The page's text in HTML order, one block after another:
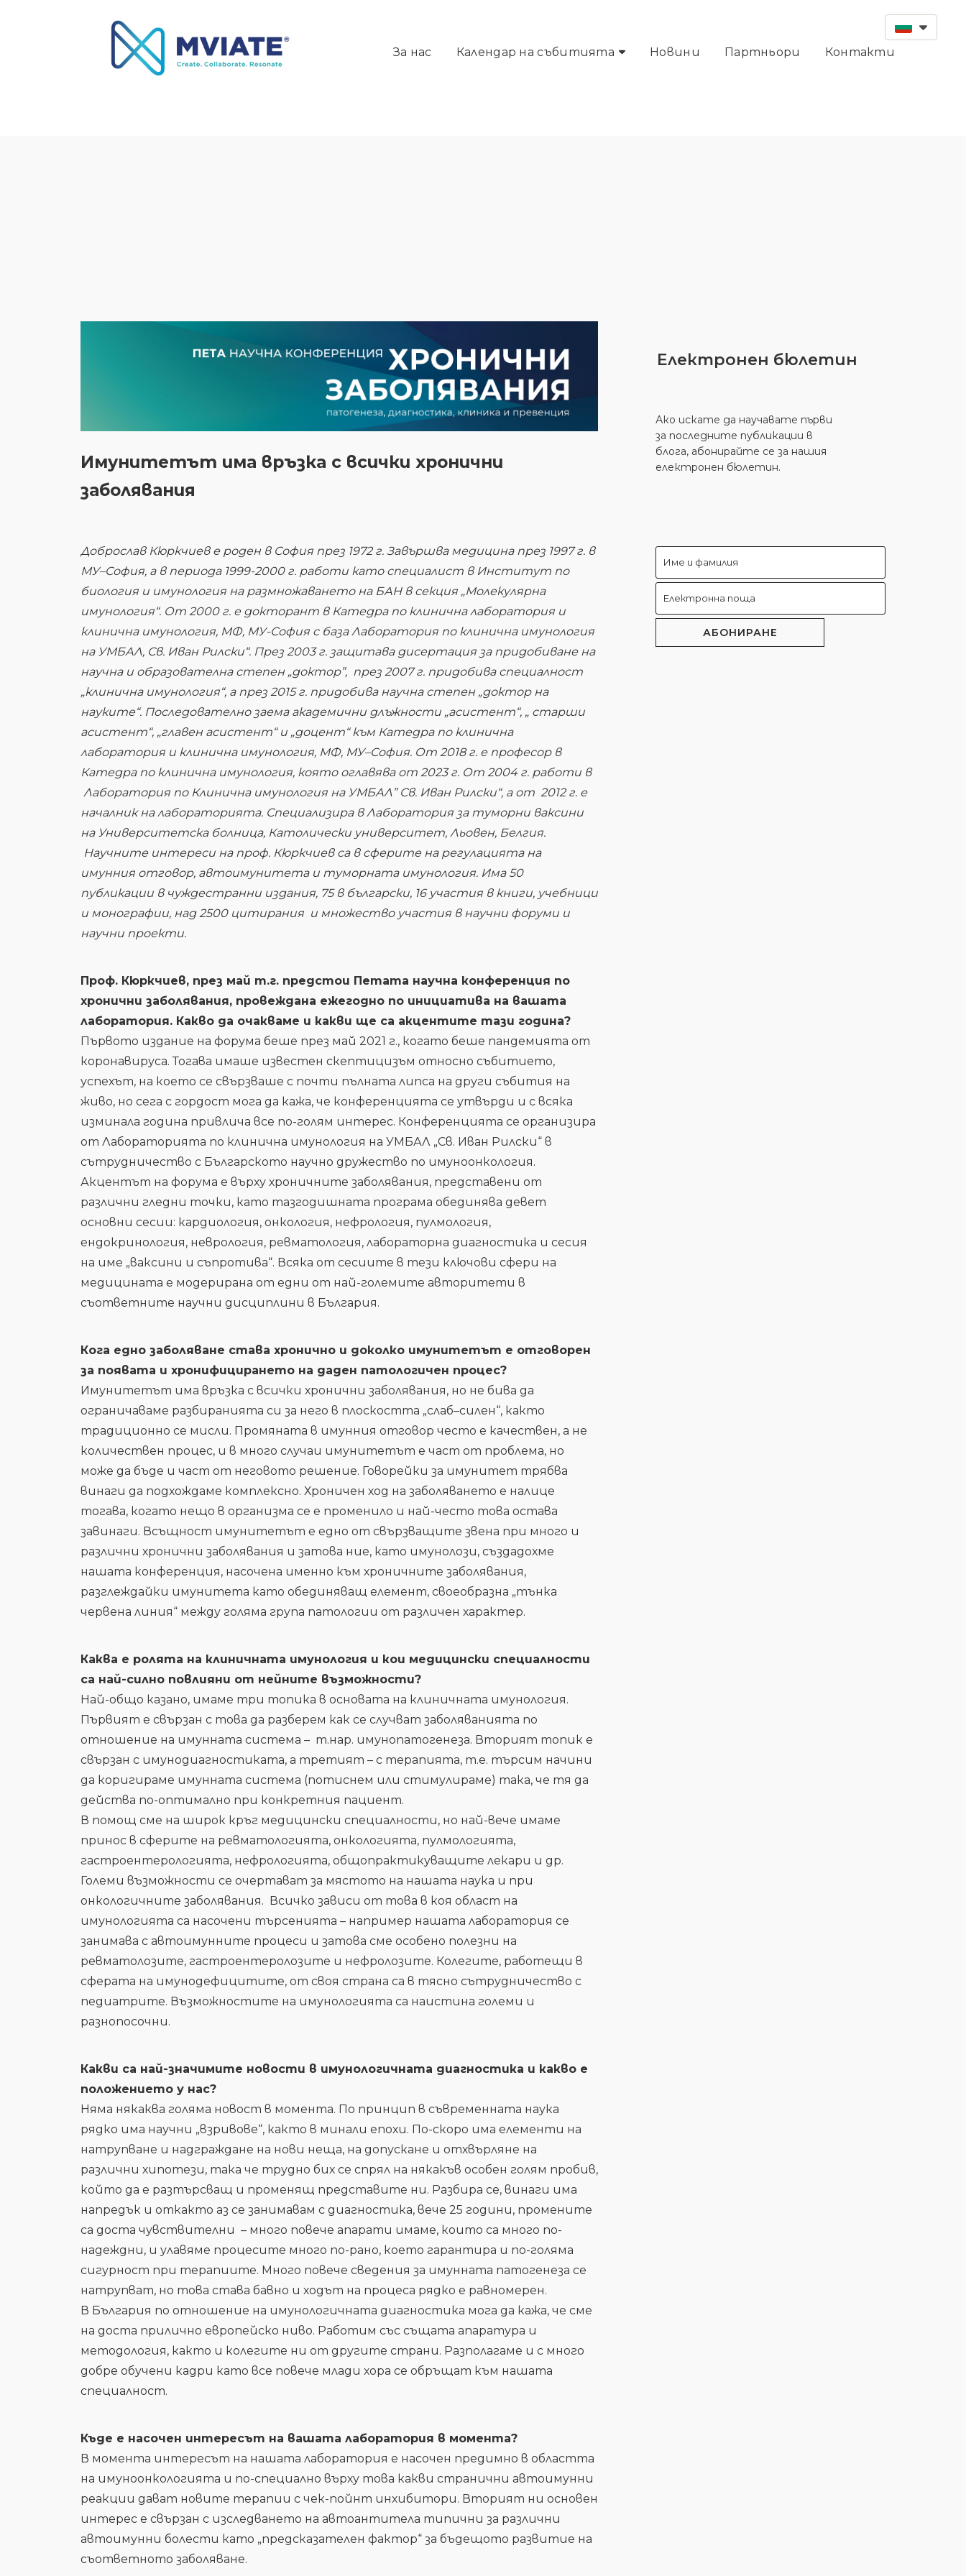
За нас Календар на събитията Новини Партньори Контакти
Имунитетът има връзка с всички хронични
заболявания
Доброслав Кюркчиев е роден в София през 1972 г. Завършва медицина през 1997 г. в
МУ–София, а в периода 1999-2000 г. работи като специалист в Институт по
биология и имунология на размножаването на БАН в секция „Молекулярна
имунология“. От 2000 г. е докторант в Катедра по клинична лаборатория и
клинична имунология, МФ, МУ-София с база Лаборатория по клинична имунология
на УМБАЛ, Св. Иван Рилски“. През 2003 г. защитава дисертация за придобиване на
научна и образователна степен „доктор”, през 2007 г. придобива специалност
„клинична имунология“, а през 2015 г. придобива научна степен „доктор на
науките“. Последователно заема академични длъжности „асистент“, „ старши
асистент“, „главен асистент“ и „доцент“ към Катедра по клинична
лаборатория и клинична имунология, МФ, МУ–София. От 2018 г. е професор в
Катедра по клинична имунология, която оглавява от 2023 г. От 2004 г. работи в
Лаборатория по Клинична имунология на УМБАЛ” Св. Иван Рилски“, а от 2012 г. е
началник на лабораторията. Специализира в Лаборатория за туморни ваксини
на Университетска болница, Католически университет, Льовен, Белгия.
Научните интереси на проф. Кюркчиев са в сферите на регулацията на
имунния отговор, автоимунитета и туморната имунология. Има 50
публикации в чуждестранни издания, 75 в български, 16 участия в книги, учебници
и монографии, над 2500 цитирания и множество участия в научни форуми и
научни проекти.
Проф. Кюркчиев, през май т.г. предстои Петата научна конференция по
хронични заболявания, провеждана ежегодно по инициатива на вашата
лаборатория. Какво да очакваме и какви ще са акцентите тази година?
Първото издание на форума беше през май 2021 г., когато беше пандемията от
коронавируса. Тогава имаше известен скептицизъм относно събитието,
успехът, на което се свързваше с почти пълната липса на други събития на
живо, но сега с гордост мога да кажа, че конференцията се утвърди и с всяка
изминала година привлича все по-голям интерес. Конференцията се организира
от Лабораторията по клинична имунология на УМБАЛ „Св. Иван Рилски“ в
сътрудничество с Българското научно дружество по имуноонкология.
Акцентът на форума е върху хроничните заболявания, представени от
различни гледни точки, като тазгодишната програма обединява девет
основни сесии: кардиология, онкология, нефрология, пулмология,
ендокринология, неврология, ревматология, лабораторна диагностика и сесия
на име „ваксини и съпротива“. Всяка от сесиите в тези ключови сфери на
медицината е модерирана от едни от най-големите авторитети в
съответните научни дисциплини в България.
Кога едно заболяване става хронично и доколко имунитетът е отговорен
за появата и хронифицирането на даден патологичен процес?
Имунитетът има връзка с всички хронични заболявания, но не бива да
ограничаваме разбиранията си за него в плоскостта „слаб–силен“, както
традиционно се мисли. Промяната в имунния отговор често е качествен, а не
количествен процес, и в много случаи имунитетът е част от проблема, но
може да бъде и част от неговото решение. Говорейки за имунитет трябва
винаги да подхождаме комплексно. Хроничен ход на заболяването е налице
тогава, когато нещо в организма се е променило и най-често това остава
завинаги. Всъщност имунитетът е едно от свързващите звена при много и
различни хронични заболявания и затова ние, като имунолози, създадохме
нашата конференция, насочена именно към хроничните заболявания,
разглеждайки имунитета като обединяващ елемент, своеобразна „тънка
червена линия“ между голяма група патологии от различен характер.
Каква е ролята на клиничната имунология и кои медицински специалности
са най-силно повлияни от нейните възможности?
Най-общо казано, имаме три топика в основата на клиничната имунология.
Първият е свързан с това да разберем как се случват заболяванията по
отношение на имунната система – т.нар. имунопатогенеза. Вторият топик е
свързан с имунодиагностиката, а третият – с терапията, т.е. търсим начини
да коригираме имунната система (потиснем или стимулираме) така, че тя да
действа по-оптимално при конкретния пациент.
В помощ сме на широк кръг медицински специалности, но най-вече имаме
принос в сферите на ревматологията, онкологията, пулмологията,
гастроентерологията, нефрологията, общопрактикуващите лекари и др.
Големи възможности се очертават за мястото на нашата наука и при
онкологичните заболявания. Всичко зависи от това в коя област на
имунологията са насочени търсенията – например нашата лаборатория се
занимава с автоимунните процеси и затова сме особено полезни на
ревматолозите, гастроентеролозите и нефролозите. Колегите, работещи в
сферата на имунодефицитите, от своя страна са в тясно сътрудничество с
педиатрите. Възможностите на имунологията са наистина големи и
разнопосочни.
Какви са най-значимите новости в имунологичната диагностика и какво е
положението у нас?
Няма някаква голяма новост в момента. По принцип в съвременната наука
рядко има научни „взривове“, както в минали епохи. По-скоро има елементи на
натрупване и надграждане на нови неща, на допускане и отхвърляне на
различни хипотези, така че трудно бих се спрял на някакъв особен голям пробив,
който да е разтърсващ и променящ представите ни. Разбира се, винаги има
напредък и откакто аз се занимавам с диагностика, вече 25 години, промените
са доста чувствителни – много повече апарати имаме, които са много по-
надеждни, и улавяме процесите много по-рано, което гарантира и по-голяма
сигурност при терапиите. Много повече сведения за имунната патогенеза се
натрупват, но това става бавно и ходът на процеса рядко е равномерен.
В България по отношение на имунологичната диагностика мога да кажа, че сме
на доста прилично европейско ниво. Работим със същата апаратура и
методология, както и колегите ни от другите страни. Разполагаме и с много
добре обучени кадри като все повече млади хора се обръщат към нашата
специалност.
Къде е насочен интересът на вашата лаборатория в момента?
В момента интересът на нашата лаборатория е насочен предимно в областта
на имуноонкологията и по-специално върху това какви странични автоимунни
реакции дават новите терапии с чек-пойнт инхибитори. Вторият ни основен
интерес е свързан с изследването на автоантитела типични за различни
автоимунни болести като „предсказателен фактор“ за бъдещото развитие на
съответното заболяване.
Електронен бюлетин
Ако искате да научавате първи
за последните публикации в
блога, абонирайте се за нашия
електронен бюлетин.
АБОНИРАНЕ